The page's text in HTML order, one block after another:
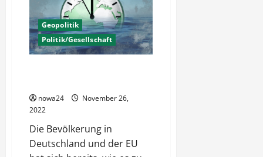
Geopolitik
Politik/Gesellschaft
nowa24
November 26,
2022
Die Bevölkerung in
Deutschland und der EU